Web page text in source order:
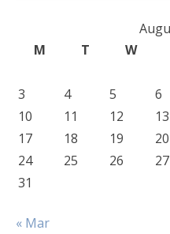
M
T W
3
4 5 6
10
11 12 13
17
18 19 20
24
25 26 27
31
« Mar